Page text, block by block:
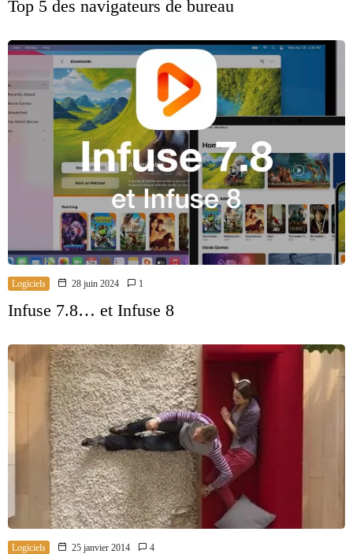
Top 5 des navigateurs de bureau
Logiciels 28 juin 2024 1
Infuse 7.8… et Infuse 8
Logiciels 25 janvier 2014 4